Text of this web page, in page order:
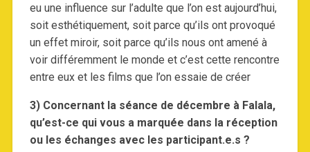
eu une influence sur l’adulte que l’on est aujourd’hui,
soit esthétiquement, soit parce qu’ils ont provoqué
un effet miroir, soit parce qu’ils nous ont amené à
voir différemment le monde et c’est cette rencontre
entre eux et les films que l’on essaie de créer
3) Concernant la séance de décembre à Falala,
qu’est-ce qui vous a marquée dans la réception
ou les échanges avec les participant.e.s ?